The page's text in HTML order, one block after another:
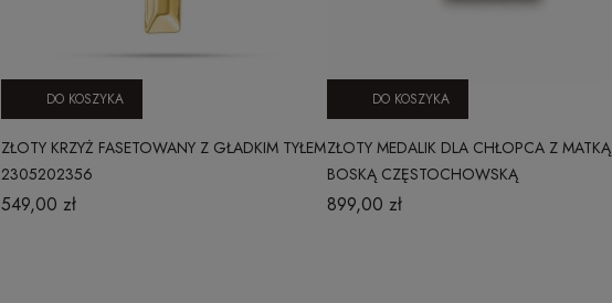
ZŁOTY KRZYŻ FASETOWANY Z GŁADKIM TYŁEM
2305202356
549,00 zł
DO KOSZYKA
ZŁOTY MEDALIK DLA CHŁOPCA Z MATKĄ
BOSKĄ CZĘSTOCHOWSKĄ
899,00 zł
DO KOSZYKA